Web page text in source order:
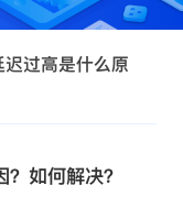
过高是什么原
如何解决？